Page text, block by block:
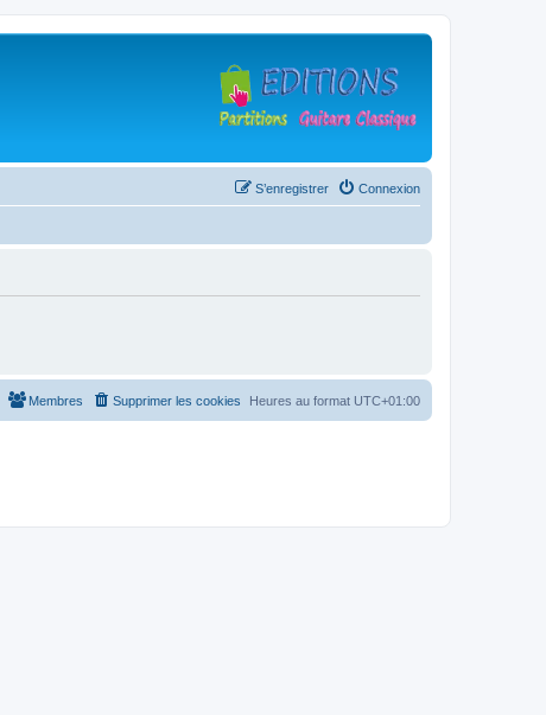
Connexion
S’enregistrer
Heures au format UTC+01:00
Supprimer les cookies
Membres